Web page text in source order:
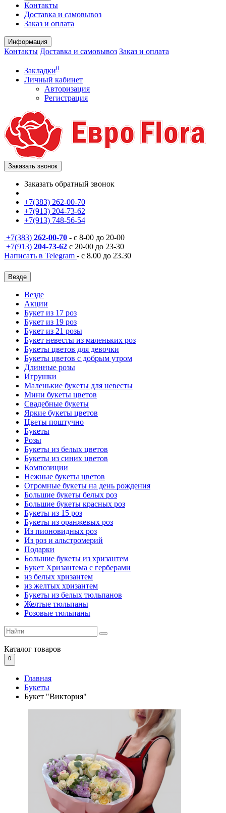
Контакты
Доставка и самовывоз
Заказ и оплата
Информация
Контакты Доставка и самовывоз Заказ и оплата
Закладки0
Личный кабинет
Авторизация
Регистрация
Заказать звонок
Заказать обратный звонок
+7(383) 262-00-70
+7(913) 204-73-62
+7(913) 748-56-54
+7(383) 262-00-70 - с 8-00 до 20-00
+7(913) 204-73-62 с 20-00 до 23-30
Написать в Telegram - с 8.00 до 23.30
Везде
Везде
Акции
Букет из 17 роз
Букет из 19 роз
Букет из 21 розы
Букет невесты из маленьких роз
Букеты цветов для девочки
Букеты цветов с добрым утром
Длинные розы
Игрушки
Маленькие букеты для невесты
Мини букеты цветов
Свадебные букеты
Яркие букеты цветов
Цветы поштучно
Букеты
Розы
Букеты из белых цветов
Букеты из синих цветов
Композиции
Нежные букеты цветов
Огромные букеты на день рождения
Большие букеты белых роз
Большие букеты красных роз
Букеты из 15 роз
Букеты из оранжевых роз
Из пионовидных роз
Из роз и альстромерий
Подарки
Большие букеты из хризантем
Букет Хризантема с герберами
из белых хризантем
из желтых хризантем
Букеты из белых тюльпанов
Желтые тюльпаны
Розовые тюльпаны
Каталог товаров
0
Главная
Букеты
Букет "Виктория"